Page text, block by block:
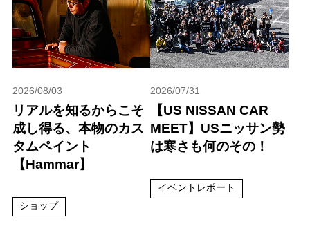
2026/08/03
リアルを知るからこそ
成し得る、本物のカス
タムペイント
【Hammar】
ショップ
2026/07/31
【US NISSAN CAR
MEET】USニッサン勢
は寒さも何のその！
イベントレポート